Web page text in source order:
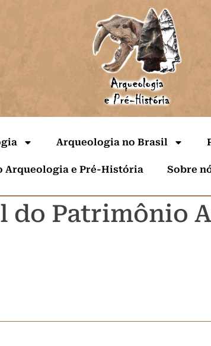
Arqueologia no Brasil
Arqueologia e Pré-História Sobre
do Patrimônio